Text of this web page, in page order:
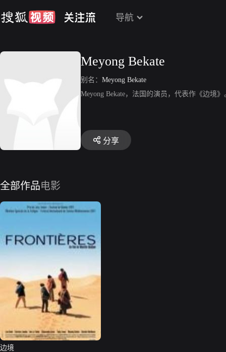
导航
Meyong Bekate
别名： Meyong Bekate
Meyong Bekate，法国的演员，代表作《边境》
分享
全部作品电影
边境